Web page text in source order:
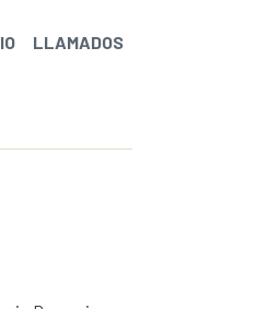
LLAMADOS